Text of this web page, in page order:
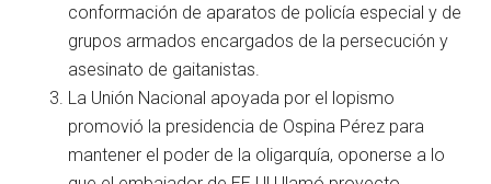
conformación de aparatos de policía especial y de
grupos armados encargados de la persecución y
asesinato de gaitanistas.
La Unión Nacional apoyada por el lopismo
promovió la presidencia de Ospina Pérez para
mantener el poder de la oligarquía, oponerse a lo